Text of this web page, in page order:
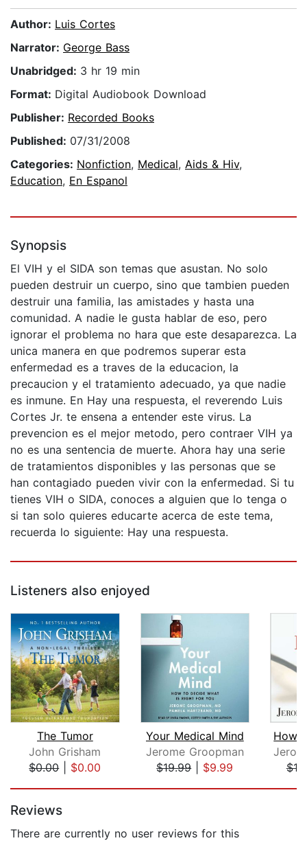
Author: Luis Cortes
Narrator: George Bass
Unabridged: 3 hr 19 min
Format: Digital Audiobook Download
Publisher: Recorded Books
Published: 07/31/2008
Categories: Nonfiction, Medical, Aids & Hiv,
Education, En Espanol
Synopsis
El VIH y el SIDA son temas que asustan. No solo
pueden destruir un cuerpo, sino que tambien pueden
destruir una familia, las amistades y hasta una
comunidad. A nadie le gusta hablar de eso, pero
ignorar el problema no hara que este desaparezca. La
unica manera en que podremos superar esta
enfermedad es a traves de la educacion, la
precaucion y el tratamiento adecuado, ya que nadie
es inmune. En Hay una respuesta, el reverendo Luis
Cortes Jr. te ensena a entender este virus. La
prevencion es el mejor metodo, pero contraer VIH ya
no es una sentencia de muerte. Ahora hay una serie
de tratamientos disponibles y las personas que se
han contagiado pueden vivir con la enfermedad. Si tu
tienes VIH o SIDA, conoces a alguien que lo tenga o
si tan solo quieres educarte acerca de este tema,
recuerda lo siguiente: Hay una respuesta.
Listeners also enjoyed
The Tumor
John Grisham
$0.00| $0.00
Your Medical Mind
Jerome Groopman
$19.99| $9.99
How
Reviews
There are currently no user reviews for this